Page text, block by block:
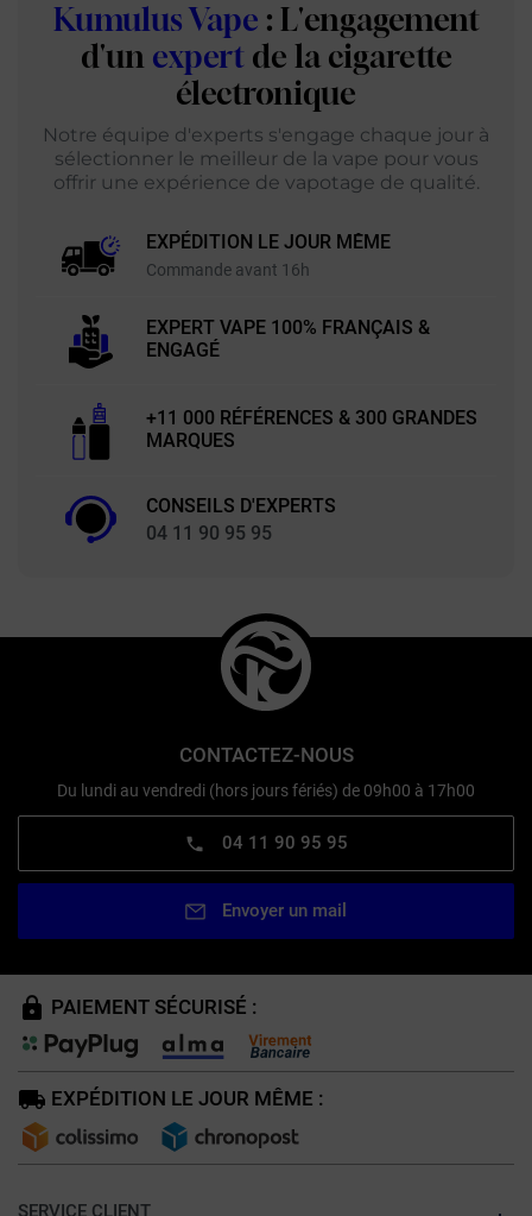
Kumulus Vape : L'engagement
d'un expert de la cigarette
électronique
Notre équipe d'experts s'engage chaque jour à
sélectionner le meilleur de la vape pour vous
offrir une expérience de vapotage de qualité.
EXPÉDITION LE JOUR MÊME
Commande avant 16h
EXPERT VAPE 100% FRANÇAIS &
ENGAGÉ
+11 000 RÉFÉRENCES & 300 GRANDES
MARQUES
CONSEILS D'EXPERTS
04 11 90 95 95
CONTACTEZ-NOUS
Du lundi au vendredi (hors jours fériés) de 09h00 à 17h00
04 11 90 95 95
Envoyer un mail
PAIEMENT SÉCURISÉ :
EXPÉDITION LE JOUR MÊME :